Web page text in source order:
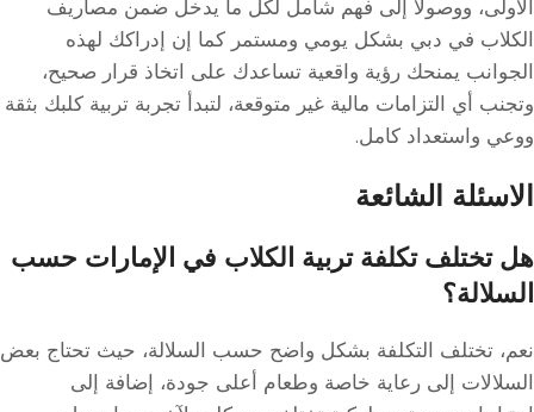
الأولى، ووصولًا إلى فهم شامل لكل ما يدخل ضمن مصاريف
الكلاب في دبي بشكل يومي ومستمر كما إن إدراكك لهذه
الجوانب يمنحك رؤية واقعية تساعدك على اتخاذ قرار صحيح،
وتجنب أي التزامات مالية غير متوقعة، لتبدأ تجربة تربية كلبك بثقة
ووعي واستعداد كامل.
الاسئلة الشائعة
هل تختلف تكلفة تربية الكلاب في الإمارات حسب
السلالة؟
نعم، تختلف التكلفة بشكل واضح حسب السلالة، حيث تحتاج بعض
السلالات إلى رعاية خاصة وطعام أعلى جودة، إضافة إلى